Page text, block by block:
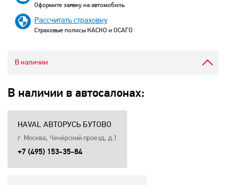
Оформите заявку на автомобиль
Рассчитать страховку
Страховые полисы КАСКО и ОСАГО
В наличии
В наличии в автосалонах:
HAVAL АВТОРУСЬ БУТОВО
г. Москва, Чечёрский проезд, д.1
+7 (495) 153-35-84